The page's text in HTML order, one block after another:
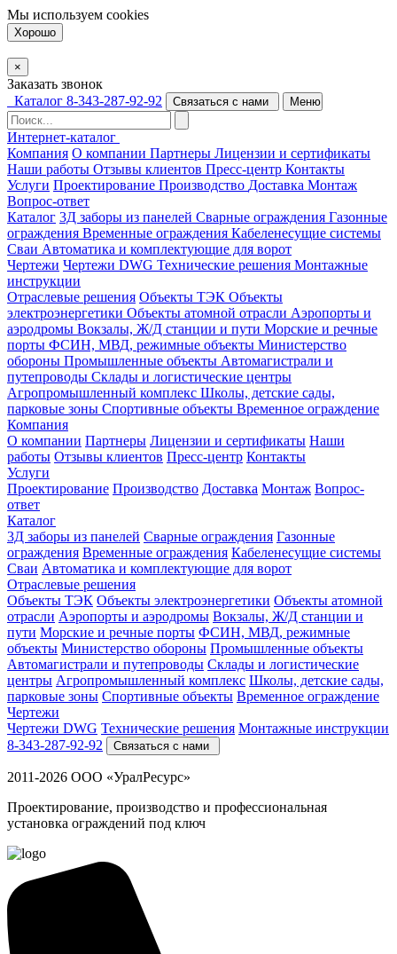
Мы используем cookies
Хорошо
×
Заказать звонок
Каталог 8-343-287-92-92 Связаться с нами Меню
Интернет-каталог
Компания О компании Партнеры Лицензии и сертификаты
Наши работы Отзывы клиентов Пресс-центр Контакты
Услуги Проектирование Производство Доставка Монтаж
Вопрос-ответ
Каталог 3Д заборы из панелей Сварные ограждения Газонные
ограждения Временные ограждения Кабеленесущие системы
Cваи Автоматика и комплектующие для ворот
Чертежи Чертежи DWG Технические решения Монтажные
инструкции
Отраслевые решения Объекты ТЭК Объекты
электроэнергетики Объекты атомной отрасли Аэропорты и
аэродромы Вокзалы, Ж/Д станции и пути Морские и речные
порты ФСИН, МВД, режимные объекты Министерство
обороны Промышленные объекты Автомагистрали и
путепроводы Склады и логистические центры
Агропромышленный комплекс Школы, детские сады,
парковые зоны Спортивные объекты Временное ограждение
Компания
О компании Партнеры Лицензии и сертификаты Наши
работы Отзывы клиентов Пресс-центр Контакты
Услуги
Проектирование Производство Доставка Монтаж Вопрос-
ответ
Каталог
3Д заборы из панелей Сварные ограждения Газонные
ограждения Временные ограждения Кабеленесущие системы
Cваи Автоматика и комплектующие для ворот
Отраслевые решения
Объекты ТЭК Объекты электроэнергетики Объекты атомной
отрасли Аэропорты и аэродромы Вокзалы, Ж/Д станции и
пути Морские и речные порты ФСИН, МВД, режимные
объекты Министерство обороны Промышленные объекты
Автомагистрали и путепроводы Склады и логистические
центры Агропромышленный комплекс Школы, детские сады,
парковые зоны Спортивные объекты Временное ограждение
Чертежи
Чертежи DWG Технические решения Монтажные инструкции
8-343-287-92-92
Связаться с нами
2011-2026 ООО «УралРесурс»
Проектирование, производство и профессиональная
установка ограждений под ключ